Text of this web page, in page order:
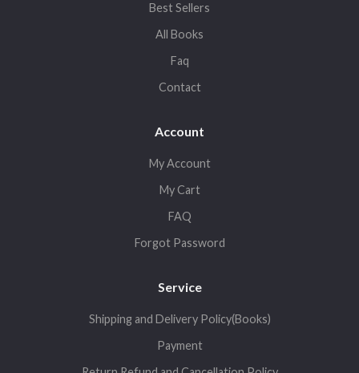
Best Sellers
All Books
Faq
Contact
Account
My Account
My Cart
FAQ
Forgot Password
Service
Shipping and Delivery Policy(Books)
Payment